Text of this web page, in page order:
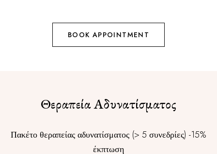
BOOK APPOINTMENT
Θεραπεία Αδυνατίσματος
Πακέτο θεραπείας αδυνατίσματος (> 5 συνεδρίες) -15%
έκπτωση